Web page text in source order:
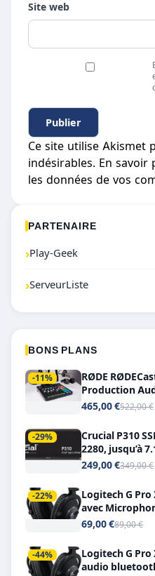
Site web
Ce site utilise Akismet
indésirables. En savoir
les données de vos
PARTENAIRE
›Play-Geek
›ServeurListe
BONS PLANS
-11%
RØDE
Production
Double USB-C
465,00 €522,00 €
-29%
Crucial P310
2280, jusqu’à
249,00 €349,00 €
-22%
Logitech G Pro
avec
Headphone X
69,00 €89,00 €
-44%
Logitech G Pro
audio